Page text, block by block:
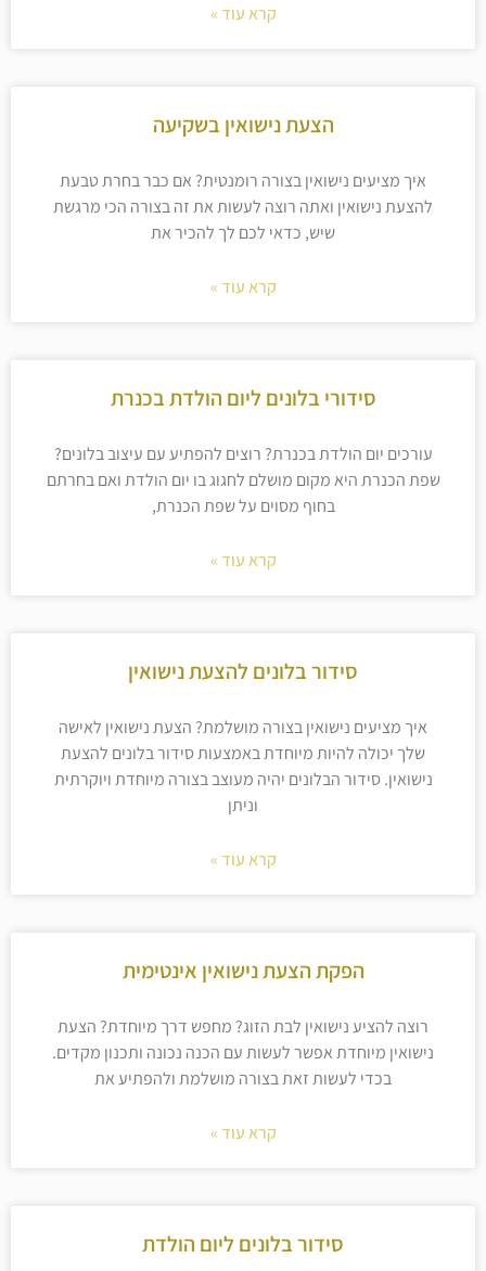
קרא עוד »
הצעת נישואין בשקיעה
איך מציעים נישואין בצורה רומנטית? אם כבר בחרת טבעת
להצעת נישואין ואתה רוצה לעשות את זה בצורה הכי מרגשת
שיש, כדאי לכם לך להכיר את
קרא עוד »
סידורי בלונים ליום הולדת בכנרת
עורכים יום הולדת בכנרת? רוצים להפתיע עם עיצוב בלונים?
שפת הכנרת היא מקום מושלם לחגוג בו יום הולדת ואם בחרתם
בחוף מסוים על שפת הכנרת,
קרא עוד »
סידור בלונים להצעת נישואין
איך מציעים נישואין בצורה מושלמת? הצעת נישואין לאישה
שלך יכולה להיות מיוחדת באמצעות סידור בלונים להצעת
נישואין. סידור הבלונים יהיה מעוצב בצורה מיוחדת ויוקרתית
וניתן
קרא עוד »
הפקת הצעת נישואין אינטימית
רוצה להציע נישואין לבת הזוג? מחפש דרך מיוחדת? הצעת
נישואין מיוחדת אפשר לעשות עם הכנה נכונה ותכנון מקדים.
בכדי לעשות זאת בצורה מושלמת ולהפתיע את
קרא עוד »
סידור בלונים ליום הולדת